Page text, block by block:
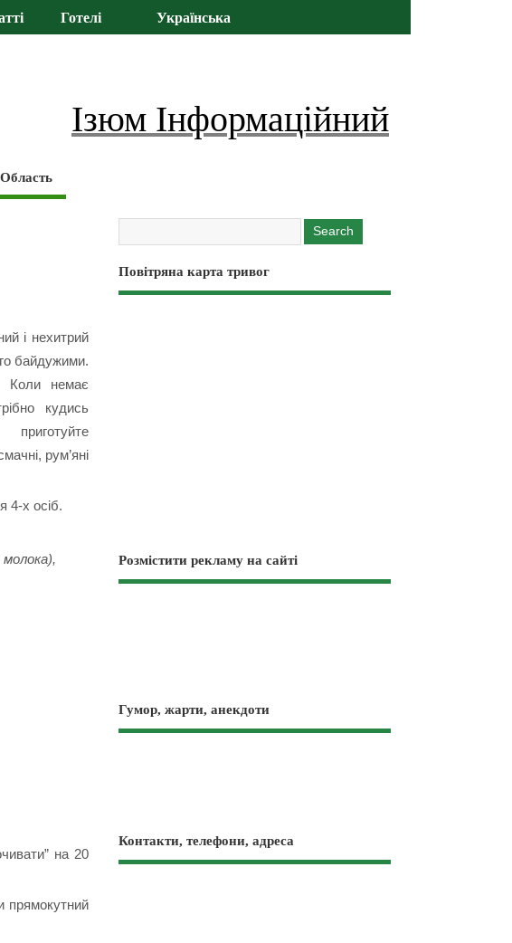
Готелі Українська
Ізюм Інформаційний
Область
і нехитрий
байдужими.
Коли немає
кудись
рум’яні
4-х осіб.
молока),
на 20
прямокутний
Повітряна карта тривог
Розмістити рекламу на сайті
Гумор, жарти, анекдоти
Контакти, телефони, адреса